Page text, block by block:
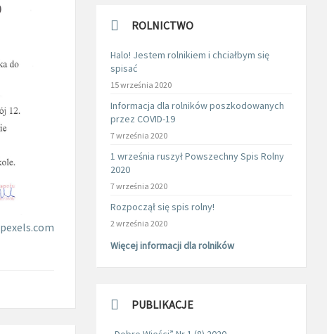
pexels.com
ROLNICTWO
Halo! Jestem rolnikiem i chciałbym się
spisać
15 września 2020
Informacja dla rolników poszkodowanych
przez COVID-19
7 września 2020
1 września ruszył Powszechny Spis Rolny
2020
7 września 2020
Rozpoczął się spis rolny!
2 września 2020
Więcej informacji dla rolników
PUBLIKACJE